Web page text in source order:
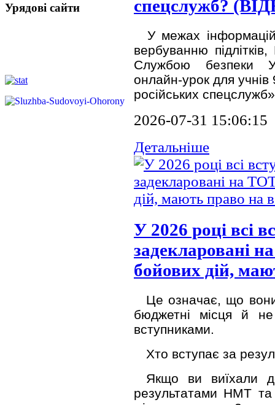
Урядові сайти
спецслужб?
У межах
вербуванню
Службою безпеки
онлайн-урок для учнів
російських
2026-07-31 15:06:15
Детальніше
У 2026 році всі
задекларовані
бойових дій,
Це означає, що
бюджетні місця й
вступниками.
Хто вступає за
Якщо ви виїхали
результатами НМТ та